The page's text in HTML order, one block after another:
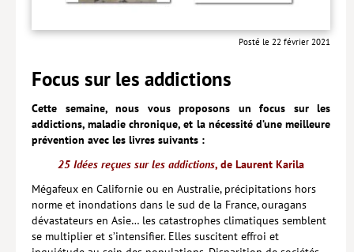
Posté le 22 février 2021
Focus sur les addictions
Cette semaine, nous vous proposons un focus sur les
addictions, maladie chronique, et la nécessité d’une meilleure
prévention avec les livres suivants :
25 Idées reçues sur les addictions, de Laurent Karila
Mégafeux en Californie ou en Australie, précipitations hors
norme et inondations dans le sud de la France, ouragans
dévastateurs en Asie… les catastrophes climatiques semblent
se multiplier et s’intensifier. Elles suscitent effroi et